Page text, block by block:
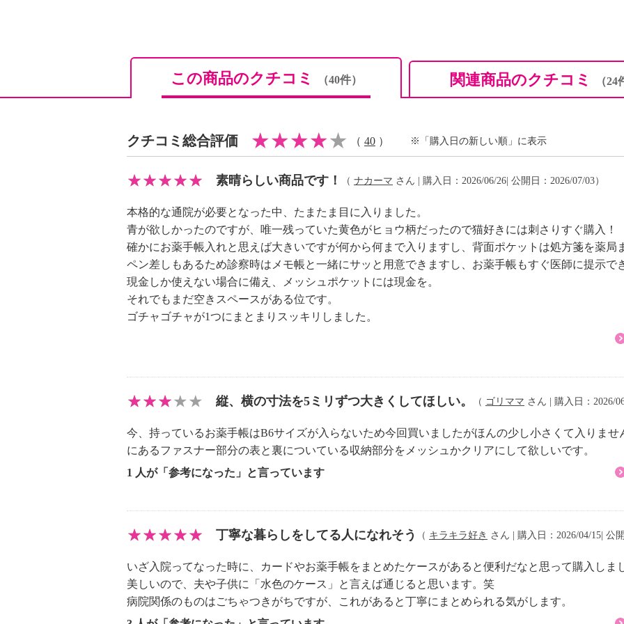
この商品のクチコミ （40件） 関連商品のクチコミ （24
クチコミ総合評価 （ 40 ） ※「購入日の新しい順」に表示
素晴らしい商品です！ （ ナカーマ さん | 購入日：2026/06/26| 公開日：2026/07/03）
本格的な通院が必要となった中、たまたま目に入りました。
青が欲しかったのですが、唯一残っていた黄色がヒョウ柄だったので猫好きには刺さりすぐ購入！
確かにお薬手帳入れと思えば大きいですが何から何まで入りますし、背面ポケットは処方箋を薬局
ペン差しもあるため診察時はメモ帳と一緒にサッと用意できますし、お薬手帳もすぐ医師に提示で
現金しか使えない場合に備え、メッシュポケットには現金を。
それでもまだ空きスペースがある位です。
ゴチャゴチャが1つにまとまりスッキリしました。
縦、横の寸法を5ミリずつ大きくしてほしい。 （ ゴリママ さん | 購入日：2026/
今、持っているお薬手帳はB6サイズが入らないため今回買いましたがほんの少し小さくて入りま
にあるファスナー部分の表と裏についている収納部分をメッシュかクリアにして欲しいです。
1 人が「参考になった」と言っています
丁寧な暮らしをしてる人になれそう （ キラキラ好き さん | 購入日：2026/04/15| 公
いざ入院ってなった時に、カードやお薬手帳をまとめたケースがあると便利だなと思って購入しま
美しいので、夫や子供に「水色のケース」と言えば通じると思います。笑
病院関係のものはごちゃつきがちですが、これがあると丁寧にまとめられる気がします。